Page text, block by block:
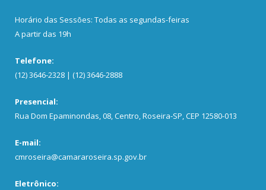
Horário das Sessões: Todas as segundas-feiras
A partir das 19h
Telefone:
(12) 3646-2328 | (12) 3646-2888
Presencial:
Rua Dom Epaminondas, 08, Centro, Roseira-SP, CEP 12580-013
E-mail:
cmroseira@camararoseira.sp.gov.br
Eletrônico: